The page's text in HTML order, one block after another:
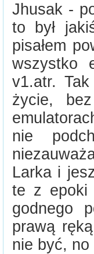
Jhusak -
to był
pisałem
wszystko
v1.atr.
życie,
nie
Larka i
te z epoki
godnego
prawą
nie być, no